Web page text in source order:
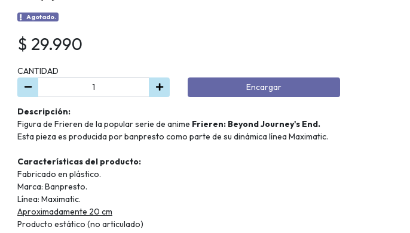
Agotado.
$ 29.990
CANTIDAD
Encargar
Descripción:
Figura de Frieren de la popular serie de anime Frieren: Beyond Journey's End.
Esta pieza es producida por banpresto como parte de su dinámica línea Maximatic.
Características del producto:
Fabricado en plástico.
Marca: Banpresto.
Línea: Maximatic.
Aproximadamente 20 cm
Producto estático (no articulado)